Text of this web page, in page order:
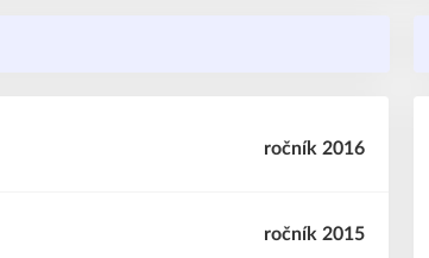
ročník 2016
ročník 2015